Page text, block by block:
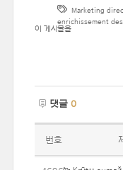
Marketing
enrichissement
이 게시물을
댓글 0
번호